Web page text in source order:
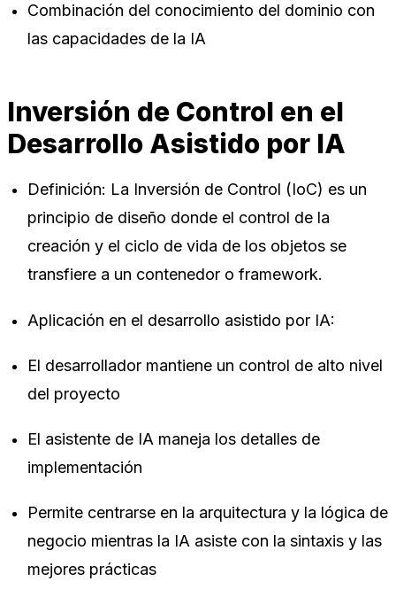
Combinación del conocimiento del dominio con
las capacidades de la IA
Inversión de Control en el
Desarrollo Asistido por IA
Definición: La Inversión de Control (IoC) es un
principio de diseño donde el control de la
creación y el ciclo de vida de los objetos se
transfiere a un contenedor o framework.
Aplicación en el desarrollo asistido por IA:
El desarrollador mantiene un control de alto nivel
del proyecto
El asistente de IA maneja los detalles de
implementación
Permite centrarse en la arquitectura y la lógica de
negocio mientras la IA asiste con la sintaxis y las
mejores prácticas